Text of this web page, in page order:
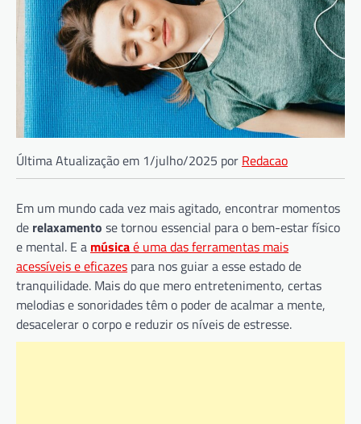
Última Atualização em 1/julho/2025 por Redacao
Em um mundo cada vez mais agitado, encontrar momentos
de relaxamento se tornou essencial para o bem-estar físico
e mental. E a músicaé uma das ferramentas mais
acessíveis e eficazes para nos guiar a esse estado de
tranquilidade. Mais do que mero entretenimento, certas
melodias e sonoridades têm o poder de acalmar a mente,
desacelerar o corpo e reduzir os níveis de estresse.